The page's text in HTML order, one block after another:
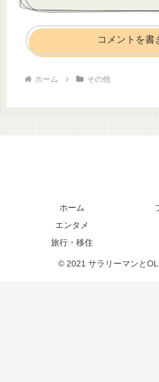
コメントを書
ホーム その他
ホーム
エンタメ
旅行・移住
© 2021 サラリーマンとOL